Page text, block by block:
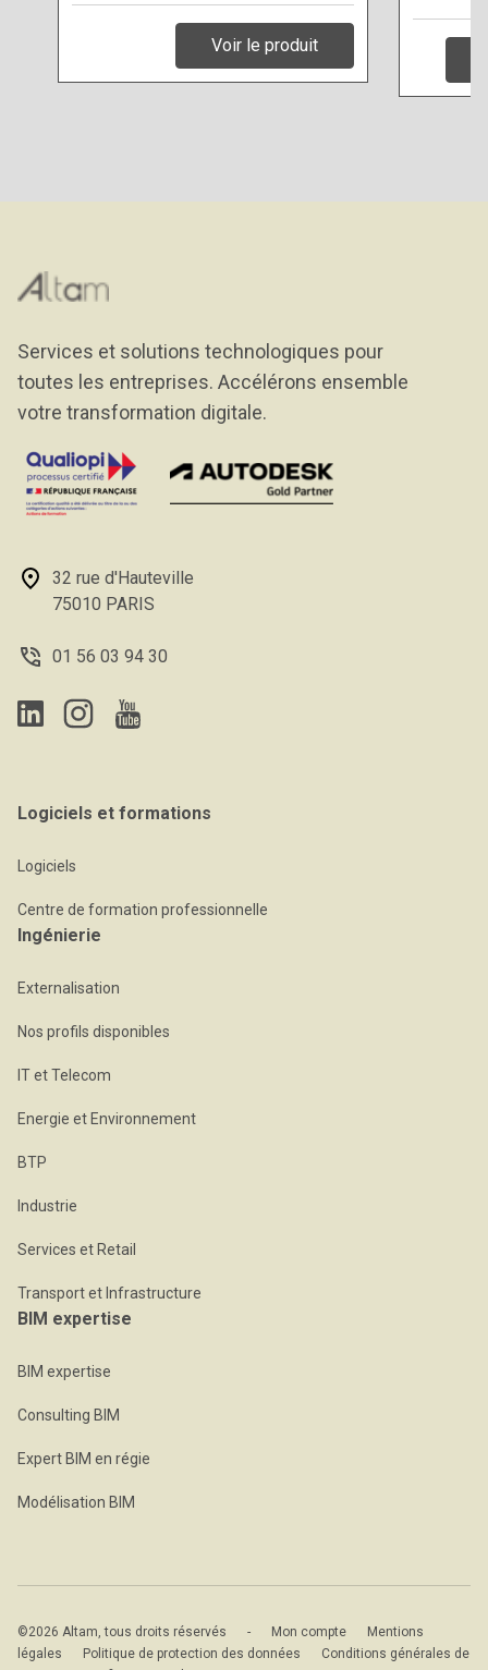
Voir le produit
Services et solutions technologiques pour
toutes les entreprises. Accélérons ensemble
votre transformation digitale.
32 rue d'Hauteville
75010 PARIS
01 56 03 94 30
Logiciels et formations
Logiciels
Centre de formation professionnelle
Ingénierie
Externalisation
Nos profils disponibles
IT et Telecom
Energie et Environnement
BTP
Industrie
Services et Retail
Transport et Infrastructure
BIM expertise
BIM expertise
Consulting BIM
Expert BIM en régie
Modélisation BIM
©2026 Altam, tous droits réservés - Mon compte
Mentions
légales
Politique de protection des données
Conditions générales de